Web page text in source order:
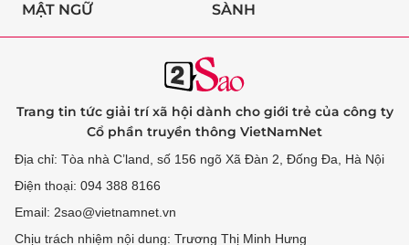
MẬT NGỮ SÀNH
Trang tin tức giải trí xã hội dành cho giới trẻ của công ty
Cổ phần truyền thông VietNamNet
Địa chỉ: Tòa nhà C’land, số 156 ngõ Xã Đàn 2, Đống Đa, Hà Nội
Điện thoại: 094 388 8166
Email: 2sao@vietnamnet.vn
Chịu trách nhiệm nội dung: Trương Thị Minh Hưng